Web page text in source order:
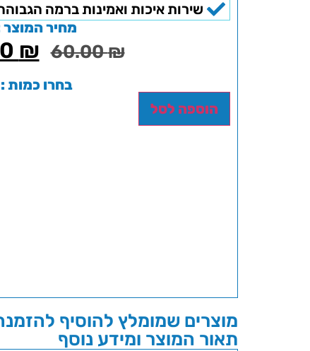
שירות איכות ואמינות ברמה
מחיר המוצר
60.00₪
₪
בחרו כמות :
הוספה לסל
מוצרים שמומלץ להוסיף
תאור המוצר ומידע נוסף